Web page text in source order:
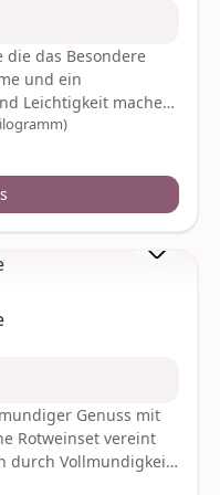
12,44 g,
g, Eiweiß 8,7 g,
Str.
das Besondere
und ein
Leichtigkeit machen
Highlight
serviert entfaltet sie
und einfach zum
oder
ca. 600 Gramm.
Geschenkkarton.
(Kokosfett,
Gewürze;
echtes
Schalenfrüchten
538 kcal /
Genuss mit
durch Vollmundigkeit,
auszeichnen. Die